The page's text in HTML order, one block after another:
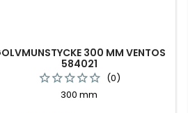
300 MM VENTOS
584021
(0)
300 mm